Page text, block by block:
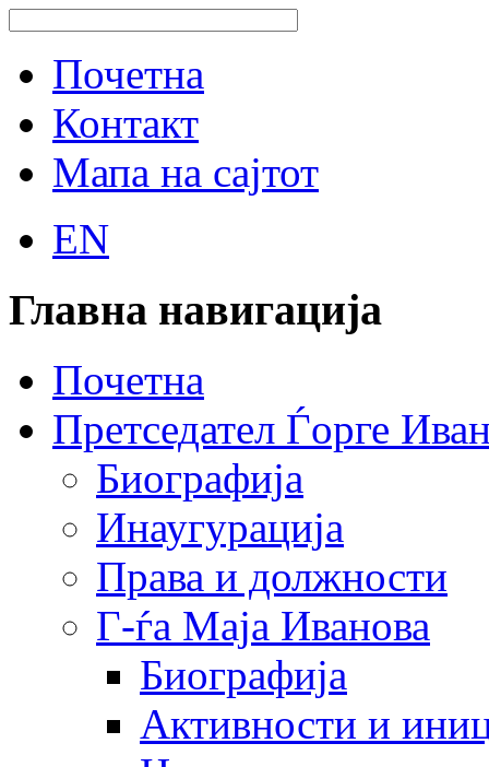
Почетна
Контакт
Мапа на сајтот
EN
Главна навигација
Почетна
Претседател Ѓорге
Биографија
Инаугурација
Права и должности
Г-ѓа Маја Иванова
Биографија
Активности и